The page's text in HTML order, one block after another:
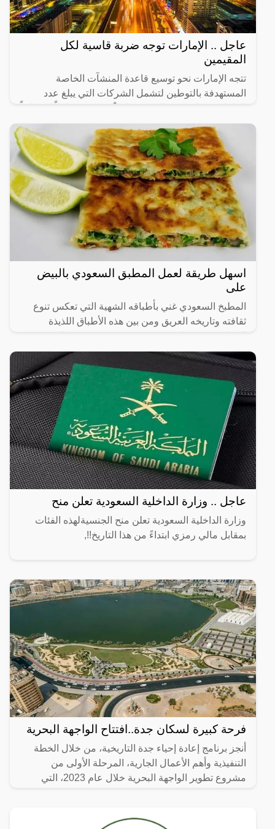
عاجل .. الإمارات توجه ضربة قاسية لكل
المقيمين
تتجه الإمارات نحو توسيع قاعدة المنشآت الخاصة
المستهدفة بالتوطين لتشمل الشركات التي يبلغ عدد
رئيساً تم
اسهل طريقة لعمل المطبق السعودي بالبيض
على
المطبخ السعودي غني بأطباقه الشهية التي تعكس تنوع
ثقافته وتاريخه العريق ومن بين هذه الأطباق اللذيذة
واللحم المفروم
عاجل .. وزارة الداخلية السعودية تعلن منح
وزارة الداخلية السعودية تعلن منح الجنسيةلهذه الفئات
بمقابل مالي رمزي ابتداءً من هذا التاريخ!!,
فرحة كبيرة لسكان جدة..افتتاح الواجهة البحرية
أنجز برنامج إعادة إحياء جدة التاريخية، من خلال الخطة
التنفيذية وأهم الأعمال الجارية، المرحلة الأولى من
مشروع تطوير الواجهة البحرية خلال عام 2023، التي